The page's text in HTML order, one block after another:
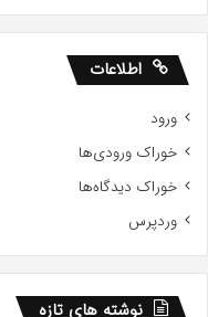
اطلاعات
ورود
خوراک ورودی‌ها
خوراک دیدگاه‌ها
وردپرس
نوشته های تازه